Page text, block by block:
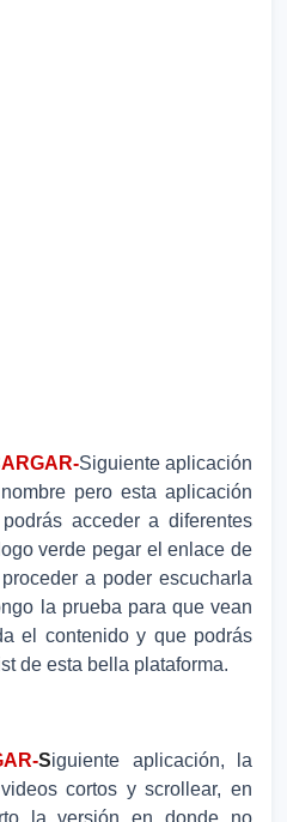
Siguiente aplicación
pero esta aplicación
acceder a diferentes
verde pegar el enlace de
a poder escucharla
la prueba para que vean
el contenido y que podrás
de esta bella plataforma.
Siguiente aplicación, la
cortos y scrollear, en